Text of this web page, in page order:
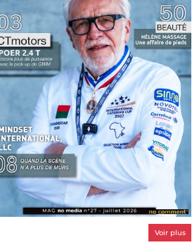
on pourrait s'arrêter là, applaudir et
chez soi satisfait. Mais ce serait
à côté d'une chose essentielle. La
ça brûle fort — et parfois, ça brûle
Une flamme sans direction peut
autant qu'elle peut consumer. C'est
que les aînés entrent en scène — pas
reprendre le gouvernail, mais pour
où sont les récifs. Les jeunes ont la
les vieux ont l'expérience, comme on
Ce n'est pas un combat de générations
c'est une question d'équipage. Partagez
réussites, mais aussi vos échecs. Surtout
échecs, d'ailleurs — ils enseignent
que n'importe quel manuel. À
la barque avance. Il faut juste
que tout le monde rame dans le
Voir plus